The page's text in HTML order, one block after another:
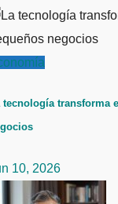
tecnología transforma
10, 2026